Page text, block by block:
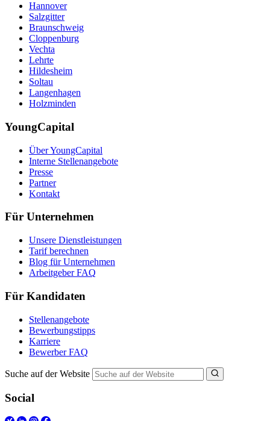
Hannover
Salzgitter
Braunschweig
Cloppenburg
Vechta
Lehrte
Hildesheim
Soltau
Langenhagen
Holzminden
YoungCapital
Über YoungCapital
Interne Stellenangebote
Presse
Partner
Kontakt
Für Unternehmen
Unsere Dienstleistungen
Tarif berechnen
Blog für Unternehmen
Arbeitgeber FAQ
Für Kandidaten
Stellenangebote
Bewerbungstipps
Karriere
Bewerber FAQ
Suche auf der Website
Social